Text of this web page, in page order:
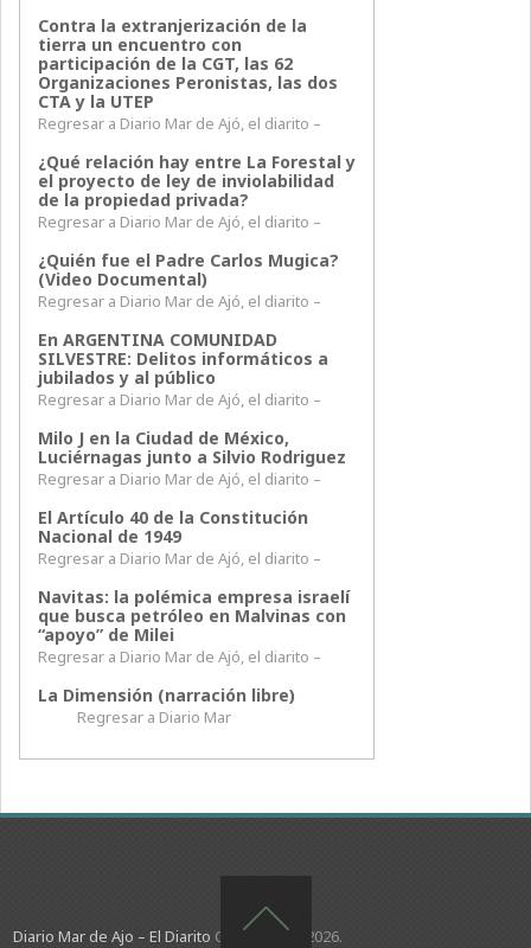
Contra la extranjerización de la
tierra un encuentro con
participación de la CGT, las 62
Organizaciones Peronistas, las dos
CTA y la UTEP
Regresar a Diario Mar de Ajó, el diarito –
¿Qué relación hay entre La Forestal y
el proyecto de ley de inviolabilidad
de la propiedad privada?
Regresar a Diario Mar de Ajó, el diarito –
¿Quién fue el Padre Carlos Mugica?
(Video Documental)
Regresar a Diario Mar de Ajó, el diarito –
En ARGENTINA COMUNIDAD
SILVESTRE: Delitos informáticos a
jubilados y al público
Regresar a Diario Mar de Ajó, el diarito –
Milo J en la Ciudad de México,
Luciérnagas junto a Silvio Rodriguez
Regresar a Diario Mar de Ajó, el diarito –
El Artículo 40 de la Constitución
Nacional de 1949
Regresar a Diario Mar de Ajó, el diarito –
Navitas: la polémica empresa israelí
que busca petróleo en Malvinas con
“apoyo” de Milei
Regresar a Diario Mar de Ajó, el diarito –
La Dimensión (narración libre)
Regresar a Diario Mar
Diario Mar de Ajo – El Diarito Copyright © 2026.